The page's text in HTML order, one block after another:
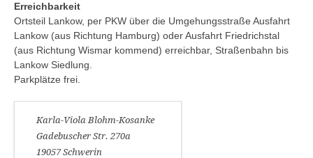
Erreichbarkeit
Ortsteil Lankow, per PKW über die Umgehungsstraße Ausfahrt
Lankow (aus Richtung Hamburg) oder Ausfahrt Friedrichstal
(aus Richtung Wismar kommend) erreichbar, Straßenbahn bis
Lankow Siedlung.
Parkplätze frei.
Karla-Viola Blohm-Kosanke
Gadebuscher Str. 270a
19057 Schwerin